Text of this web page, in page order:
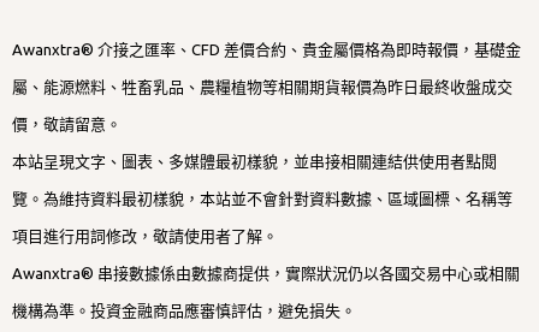
Awanxtra® 介接之匯率、CFD 差價合約、貴金屬價格為即時報價，基礎金
屬、能源燃料、牲畜乳品、農糧植物等相關期貨報價為昨日最終收盤成交
價，敬請留意。
本站呈現文字、圖表、多媒體最初樣貌，並串接相關連結供使用者點閱
覽。為維持資料最初樣貌，本站並不會針對資料數據、區域圖標、名稱等
項目進行用詞修改，敬請使用者了解。
Awanxtra® 串接數據係由數據商提供，實際狀況仍以各國交易中心或相關
機構為準。投資金融商品應審慎評估，避免損失。